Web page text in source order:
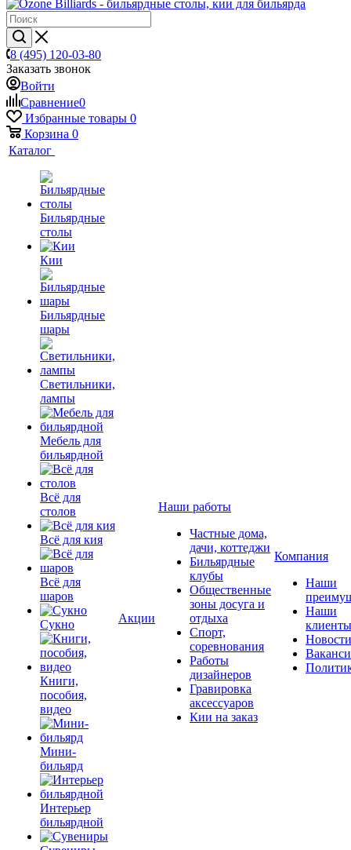
8 (495) 120-03-80
Заказать звонок
Войти
Сравнение0
Избранные товары 0
Корзина 0
Каталог
Бильярдные
столы
Кии
Бильярдные
шары
Светильники,
лампы
Мебель для
бильярдной
Всё для
столов
Всё для кия
Всё для
шаров
Сукно
Книги,
пособия,
видео
Мини-
бильярд
Интерьер
бильярдной
Акции
Наши работы
Частные дома,
дачи, коттеджи
Бильярдные
клубы
Общественные
зоны досуга и
отдыха
Спорт,
соревнования
Работы
дизайнеров
Гравировка
аксессуаров
Кии на заказ
Компания
Наши
Наши
клиенты
Новости